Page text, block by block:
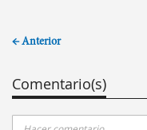
← Anterior
Comentario(s)